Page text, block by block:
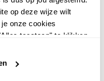
op deze wijze wilt
onze cookies
toestaan" te klikken.